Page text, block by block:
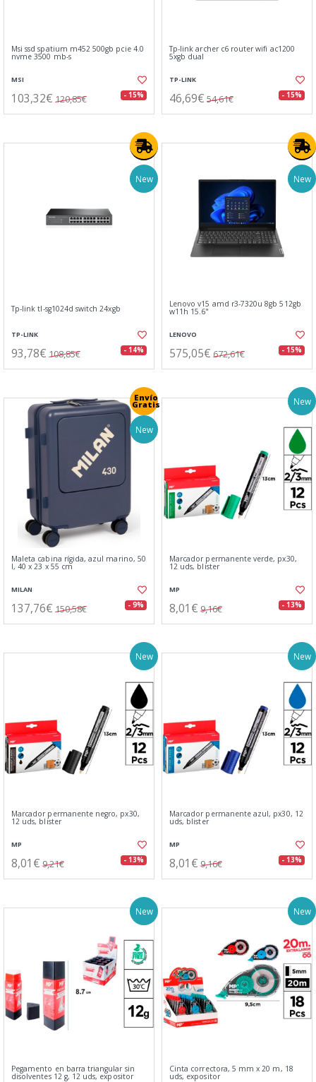
Msi ssd spatium m452 500gb pcie 4.0
nvme 3500 mb-s
MSI
103,32€ 120,85€ - 15%
Tp-link archer c6 router wifi ac1200
5xgb dual
TP-LINK
46,69€ 54,61€ - 15%
New
Tp-link tl-sg1024d switch 24xgb
TP-LINK
93,78€ 108,85€ - 14%
New
Lenovo v15 amd r3-7320u 8gb 512gb
w11h 15.6"
LENOVO
575,05€ 672,61€ - 15%
Envío
Gratis
New
Maleta cabina rígida, azul marino, 50
l, 40 x 23 x 55 cm
MILAN
137,76€ 150,58€ - 9%
New
Marcador permanente verde, px30,
12 uds, blister
MP
8,01€ 9,16€ - 13%
New
Marcador permanente negro, px30,
12 uds, blister
MP
8,01€ 9,21€ - 13%
New
Marcador permanente azul, px30, 12
uds, blister
MP
8,01€ 9,16€ - 13%
New
Pegamento en barra triangular sin
disolventes 12 g, 12 uds, expositor
New
Cinta correctora, 5 mm x 20 m, 18
uds, expositor